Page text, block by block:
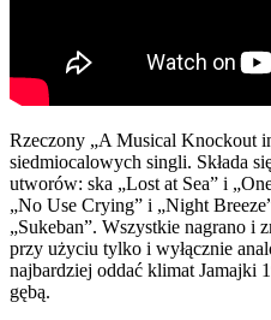
Rzeczony „A Musical Knockout
siedmiocalowych singli. Składa
utworów: ska „Lost at Sea” i
„No Use Crying” i „Night
„Sukeban”. Wszystkie nagrano i
przy użyciu tylko i wyłącznie
najbardziej oddać klimat Jamajki
gębą.